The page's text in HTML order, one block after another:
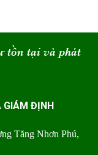
tồn tại và phát
GIÁM ĐỊNH
Tăng Nhơn Phú,